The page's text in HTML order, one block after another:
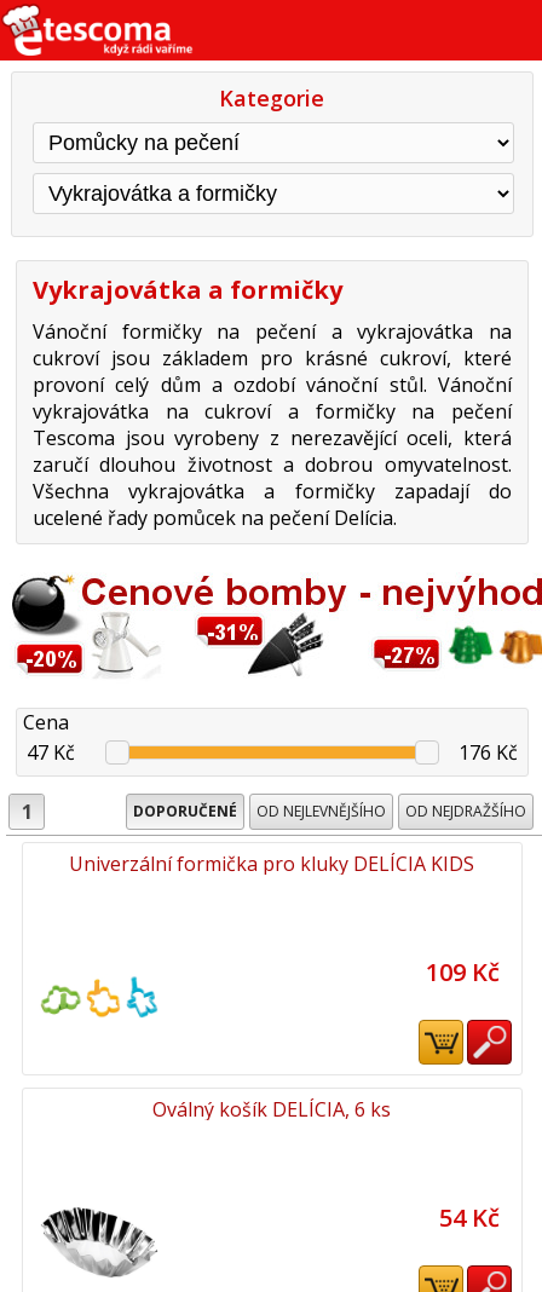
Kategorie
Vykrajovátka a formičky
Vánoční formičky na pečení a vykrajovátka na
cukroví jsou základem pro krásné cukroví, které
provoní celý dům a ozdobí vánoční stůl. Vánoční
vykrajovátka na cukroví a formičky na pečení
Tescoma jsou vyrobeny z nerezavějící oceli, která
zaručí dlouhou životnost a dobrou omyvatelnost.
Všechna vykrajovátka a formičky zapadají do
ucelené řady pomůcek na pečení Delícia.
Cena
47 Kč
176 Kč
1 DOPORUČENÉ OD NEJLEVNĚJŠÍHO OD NEJDRAŽŠÍHO
Univerzální formička pro kluky DELÍCIA KIDS
109 Kč
Oválný košík DELÍCIA, 6 ks
54 Kč